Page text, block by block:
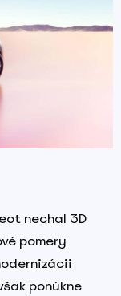
nechal 3D
pomery
ponúkne